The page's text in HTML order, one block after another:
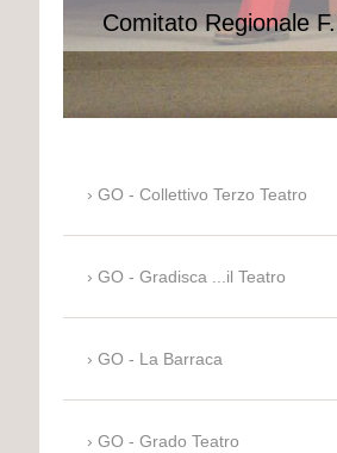
Comitato Regionale
GO - Collettivo Terzo Teatro
GO - Gradisca ...il Teatro
GO - La Barraca
GO - Grado Teatro